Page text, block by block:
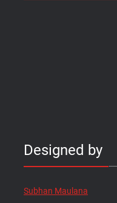
Designed by
Subhan Maulana